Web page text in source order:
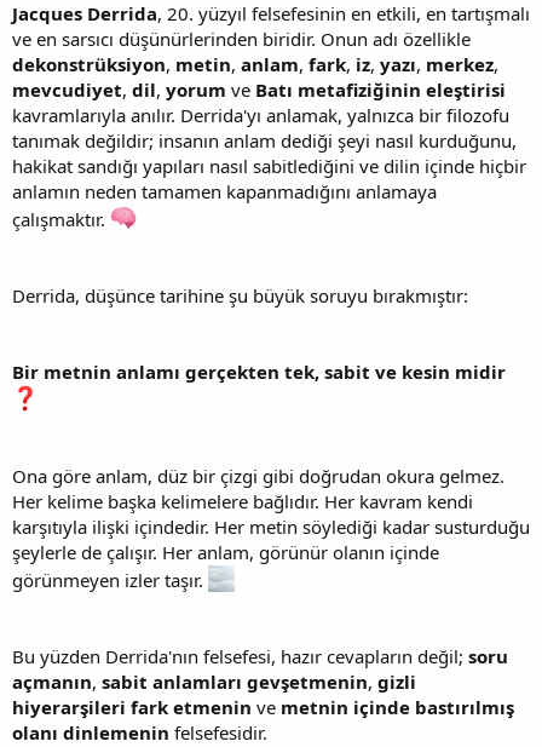
Jacques Derrida, 20. yüzyıl felsefesinin en etkili, en tartışmalı
ve en sarsıcı düşünürlerinden biridir. Onun adı özellikle
dekonstrüksiyon, metin, anlam, fark, iz, yazı, merkez,
mevcudiyet, dil, yorum ve Batı metafiziğinin eleştirisi
kavramlarıyla anılır. Derrida'yı anlamak, yalnızca bir filozofu
tanımak değildir; insanın anlam dediği şeyi nasıl kurduğunu,
hakikat sandığı yapıları nasıl sabitlediğini ve dilin içinde hiçbir
anlamın neden tamamen kapanmadığını anlamaya
çalışmaktır.
Derrida, düşünce tarihine şu büyük soruyu bırakmıştır:
Bir metnin anlamı gerçekten tek, sabit ve kesin midir
Ona göre anlam, düz bir çizgi gibi doğrudan okura gelmez.
Her kelime başka kelimelere bağlıdır. Her kavram kendi
karşıtıyla ilişki içindedir. Her metin söylediği kadar susturduğu
şeylerle de çalışır. Her anlam, görünür olanın içinde
görünmeyen izler taşır.
Bu yüzden Derrida'nın felsefesi, hazır cevapların değil; soru
açmanın, sabit anlamları gevşetmenin, gizli
hiyerarşileri fark etmenin ve metnin içinde bastırılmış
olanı dinlemenin felsefesidir.